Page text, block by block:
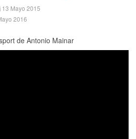
13 Mayo 2015
2016
de Antonio Mainar